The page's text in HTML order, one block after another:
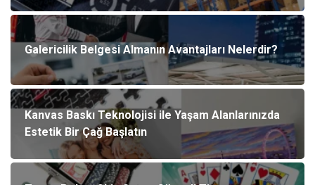
Galericilik Belgesi Almanın Avantajları Nelerdir?
Kanvas Baskı Teknolojisi ile Yaşam Alanlarınızda
Estetik Bir Çağ Başlatın